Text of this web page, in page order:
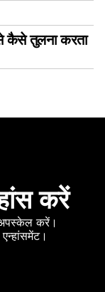
कैसे तुलना करता
करें
करें।